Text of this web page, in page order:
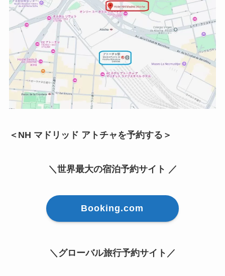
＜NH マドリッド アトチャを予約する＞
＼世界最大の宿泊予約サイト ／
Booking.com
＼グローバル旅行予約サイト／